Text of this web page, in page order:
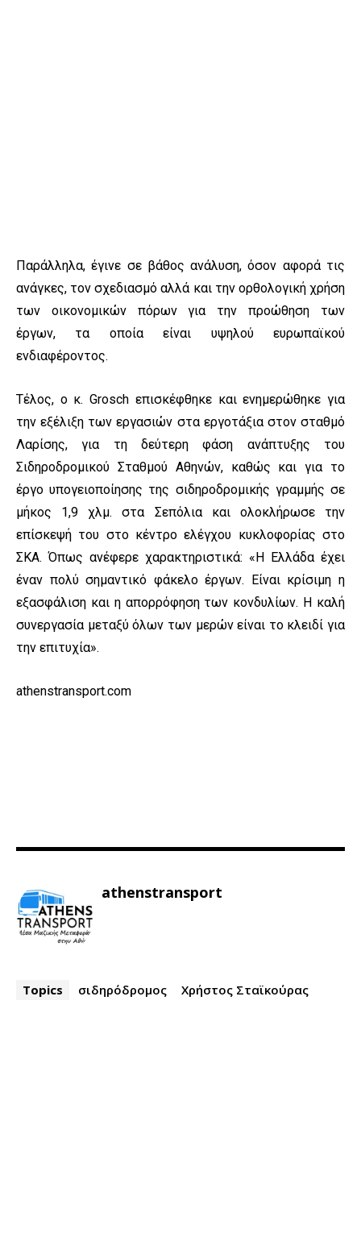
Παράλληλα, έγινε σε βάθος ανάλυση, όσον αφορά τις
ανάγκες, τον σχεδιασμό αλλά και την ορθολογική χρήση
των οικονομικών πόρων για την προώθηση των
έργων, τα οποία είναι υψηλού ευρωπαϊκού
ενδιαφέροντος.
Τέλος, ο κ. Grosch επισκέφθηκε και ενημερώθηκε για
την εξέλιξη των εργασιών στα εργοτάξια στον σταθμό
Λαρίσης, για τη δεύτερη φάση ανάπτυξης του
Σιδηροδρομικού Σταθμού Αθηνών, καθώς και για το
έργο υπογειοποίησης της σιδηροδρομικής γραμμής σε
μήκος 1,9 χλμ. στα Σεπόλια και ολοκλήρωσε την
επίσκεψή του στο κέντρο ελέγχου κυκλοφορίας στο
ΣΚΑ. Όπως ανέφερε χαρακτηριστικά: «Η Ελλάδα έχει
έναν πολύ σημαντικό φάκελο έργων. Είναι κρίσιμη η
εξασφάλιση και η απορρόφηση των κονδυλίων. Η καλή
συνεργασία μεταξύ όλων των μερών είναι το κλειδί για
την επιτυχία».
athenstransport.com
athenstransport
Topics σιδηρόδρομος Χρήστος Σταϊκούρας